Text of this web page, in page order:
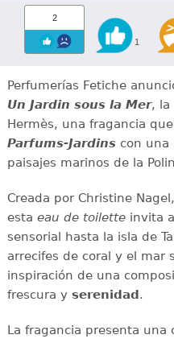
2
1
Perfumerías Fetiche
Un Jardin sous la Mer, la
Hermès, una fragancia
Parfums-Jardinscon una
paisajes marinos de la
Creada por Christine
esta eau de toiletteinvita a
sensorial hasta la isla de
arrecifes de coral y el mar
inspiración de una
frescura y serenidad.
La fragancia presenta una